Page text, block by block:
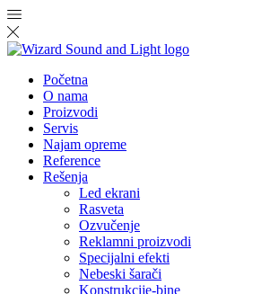
Početna
O nama
Proizvodi
Servis
Najam opreme
Reference
Rešenja
Led ekrani
Rasveta
Ozvučenje
Reklamni proizvodi
Specijalni efekti
Nebeski šarači
Konstrukcije-bine